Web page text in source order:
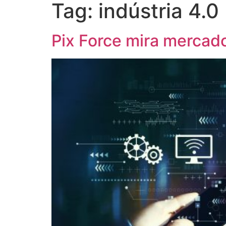
Sobre
Tag: indústria 4.0
Pix Force mira